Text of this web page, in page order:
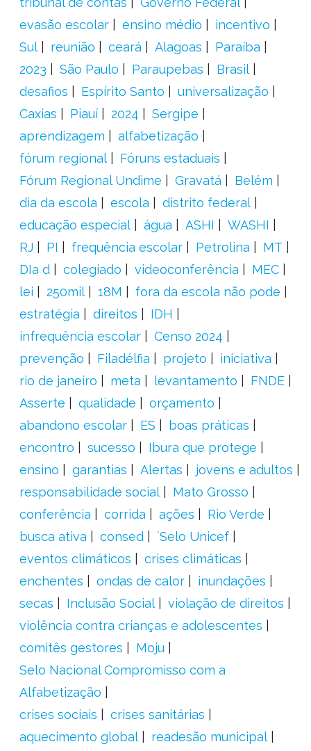
evasão escolar
ensino médio
incentivo
Sul
reunião ceará Alagoas
Paraíba
2023
São Paulo Paraupebas
Brasil
desafios
Espírito Santo
universalização
Caxias
Piauí 2024
Sergipe
aprendizagem
alfabetização
fórum regional
Fóruns estaduais
Fórum Regional Undime
Gravatá
Belém
dia da escola
escola
distrito federal
educação especial
água ASHI
WASHI
RJ
PI frequência escolar Petrolina
MT
DIa d
colegiado videoconferência
MEC
lei
250mil 18M
fora da escola não pode
estratégia
direitos
IDH
infrequência escolar
Censo 2024
prevenção
Filadélfia projeto
iniciativa
rio de janeiro
meta levantamento
FNDE
Asserte
qualidade
orçamento
abandono escolar
ES
boas práticas
encontro
sucesso
Ibura que protege
ensino
garantias Alertas
jovens e adultos
responsabilidade social
Mato Grosso
conferência
corrida ações
Rio Verde
busca ativa
consed
´Selo Unicef
eventos climáticos
crises climáticas
enchentes
ondas de calor
inundações
secas
Inclusão Social
violação de direitos
violência contra crianças e adolescentes
comitês gestores
Moju
Selo Nacional Compromisso com a
Alfabetização
crises sociais
crises sanitárias
aquecimento global
readesão municipal